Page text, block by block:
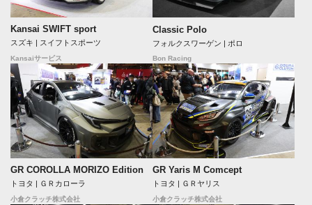
Kansai SWIFT sport
スズキ | スイフトスポーツ
Kansaiサービス
Classic Polo
フォルクスワーゲン | ポロ
Bon Racing
GR COROLLA MORIZO Edition
トヨタ | ＧＲカローラ
小倉クラッチ株式会社
GR Yaris M Comcept
トヨタ | ＧＲヤリス
小倉クラッチ株式会社